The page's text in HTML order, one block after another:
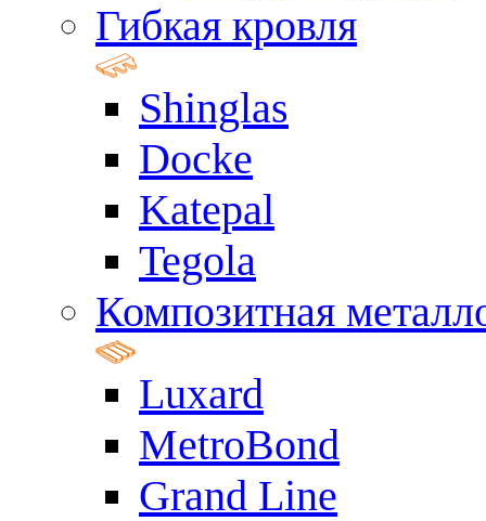
Гибкая кровля
Shinglas
Docke
Katepal
Tegola
Композитная
Luxard
MetroBond
Grand Line